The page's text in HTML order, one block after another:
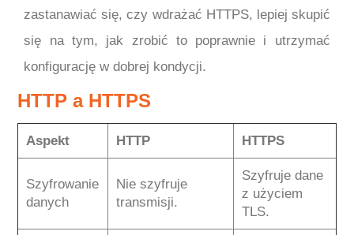
zastanawiać się, czy wdrażać HTTPS, lepiej skupić
się na tym, jak zrobić to poprawnie i utrzymać
konfigurację w dobrej kondycji.
HTTP a HTTPS
Aspekt HTTP HTTPS
Szyfrowanie
danych
Nie szyfruje
transmisji.
Szyfruje dane
z użyciem
TLS.